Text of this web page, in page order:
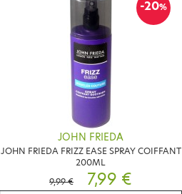
-20%
JOHN FRIEDA
JOHN FRIEDA FRIZZ EASE SPRAY COIFFANT
200ML
9,99 €
7,99 €